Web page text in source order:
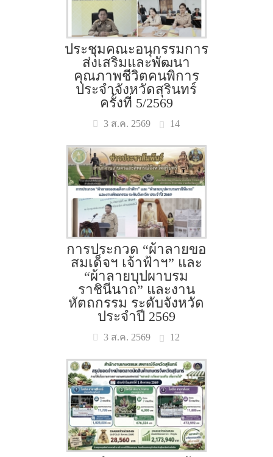
ประชุมคณะอนุกรรมการ
ส่งเสริมและพัฒนา
คุณภาพชีวิตคนพิการ
ประจำจังหวัดสุรินทร์
ครั้งที่ 5/2569
3 ส.ค. 2569 14
การประกวด “ผ้าลายขอ
สมเด็จฯ เจ้าฟ้าฯ” และ
“ผ้าลายบุปผาบรม
ราชินีนาถ” และงาน
หัตถกรรม ระดับจังหวัด
ประจำปี 2569
3 ส.ค. 2569 12